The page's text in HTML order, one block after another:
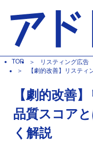
TOP
リスティング広告
【劇的改善】リステ
【劇的改善
品質スコア
く解説